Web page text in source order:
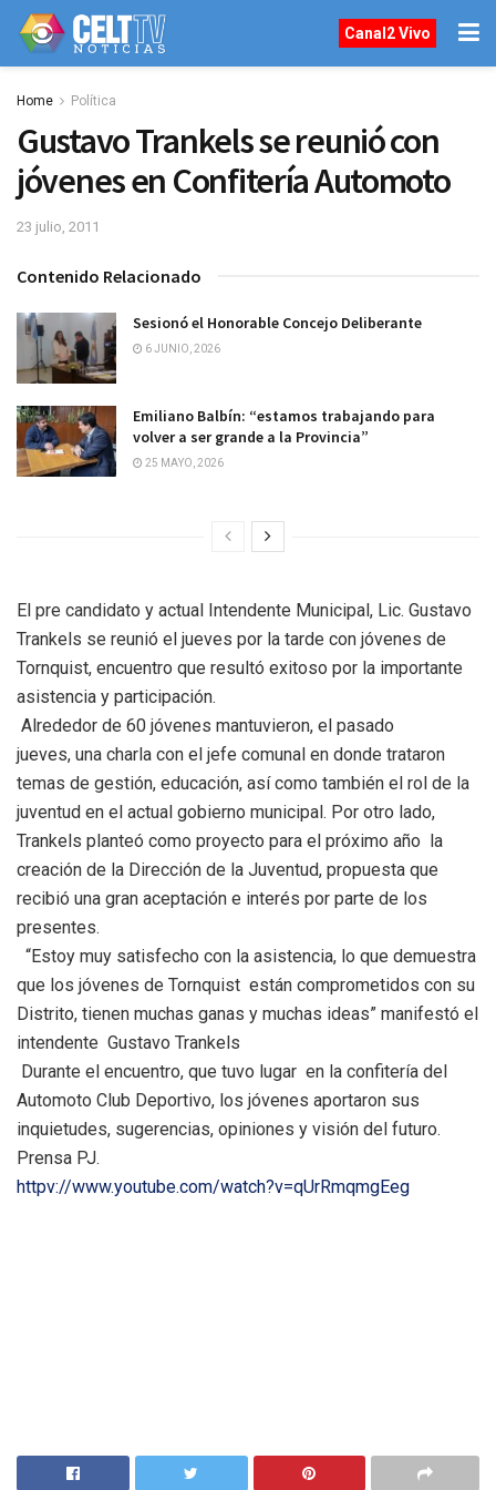
Canal2 Vivo
Home Política
Gustavo Trankels se reunió con
jóvenes en Confitería Automoto
23 julio, 2011
Contenido Relacionado
Sesionó el Honorable Concejo Deliberante
6 JUNIO, 2026
Emiliano Balbín: “estamos trabajando para
volver a ser grande a la Provincia”
25 MAYO, 2026
El pre candidato y actual Intendente Municipal, Lic. Gustavo
Trankels se reunió el jueves por la tarde con jóvenes de
Tornquist, encuentro que resultó exitoso por la importante
asistencia y participación.
Alrededor de 60 jóvenes mantuvieron, el pasado
jueves, una charla con el jefe comunal en donde trataron
temas de gestión, educación, así como también el rol de la
juventud en el actual gobierno municipal. Por otro lado,
Trankels planteó como proyecto para el próximo año la
creación de la Dirección de la Juventud, propuesta que
recibió una gran aceptación e interés por parte de los
presentes.
“Estoy muy satisfecho con la asistencia, lo que demuestra
que los jóvenes de Tornquist están comprometidos con su
Distrito, tienen muchas ganas y muchas ideas” manifestó el
intendente Gustavo Trankels
Durante el encuentro, que tuvo lugar en la confitería del
Automoto Club Deportivo, los jóvenes aportaron sus
inquietudes, sugerencias, opiniones y visión del futuro.
Prensa PJ.
httpv://www.youtube.com/watch?v=qUrRmqmgEeg